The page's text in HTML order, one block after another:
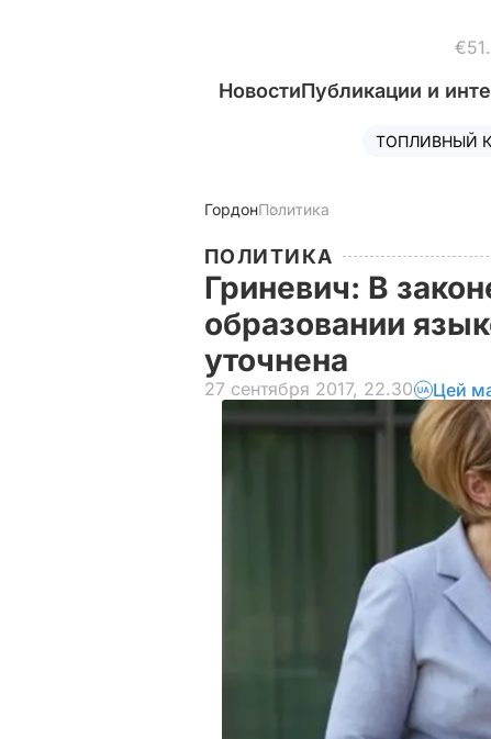
НовостиПубликации и
ТОПЛИВНЫЙ
ГордонПолитика
ПОЛИТИКА
Гриневич: В
образовании
уточнена
27 сентября 2017, 22.30 Цей